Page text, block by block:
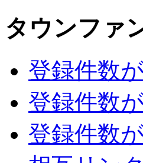
タウンファ
登録件数
登録件数
登録件数